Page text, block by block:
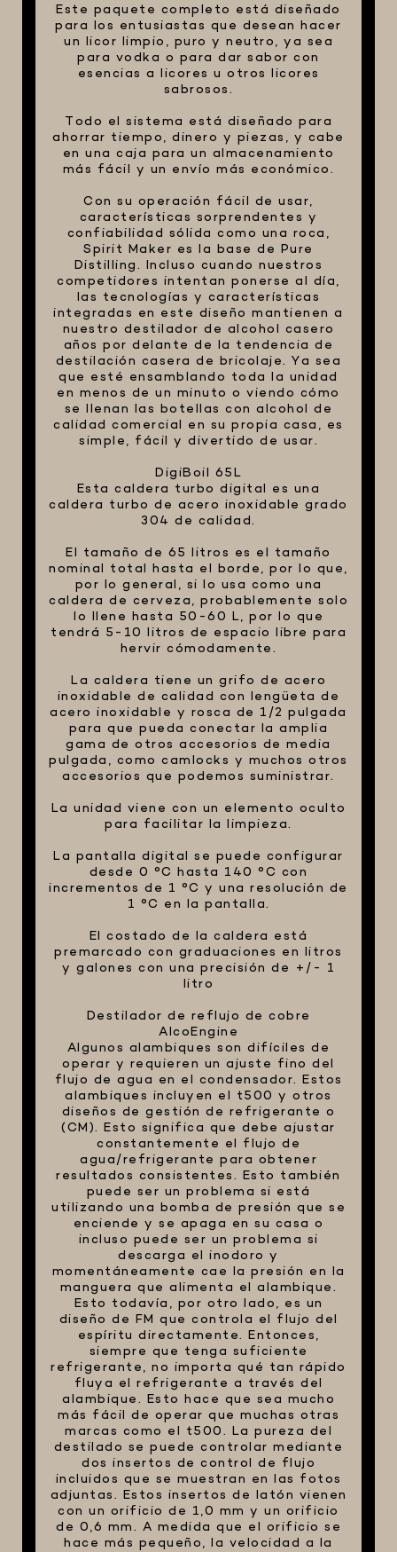
HORNOS PORTÁTILES PIZZA
NAPOLETANA
MASA MADRE
HARINAS ITALIANAS
CAFETERAS Y AFINES
CAFÉ
PARRILLA
MERCHANDISING
Este paquete completo está diseñado
para los entusiastas que desean hacer
un licor limpio, puro y neutro, ya sea
para vodka o para dar sabor con
esencias a licores u otros licores
sabrosos.
Todo el sistema está diseñado para
ahorrar tiempo, dinero y piezas, y cabe
en una caja para un almacenamiento
más fácil y un envío más económico.
Con su operación fácil de usar,
características sorprendentes y
confiabilidad sólida como una roca,
Spirit Maker es la base de Pure
Distilling. Incluso cuando nuestros
competidores intentan ponerse al día,
las tecnologías y características
integradas en este diseño mantienen a
nuestro destilador de alcohol casero
años por delante de la tendencia de
destilación casera de bricolaje. Ya sea
que esté ensamblando toda la unidad
en menos de un minuto o viendo cómo
se llenan las botellas con alcohol de
calidad comercial en su propia casa, es
simple, fácil y divertido de usar.
DigiBoil 65L
Esta caldera turbo digital es una
caldera turbo de acero inoxidable grado
304 de calidad.
El tamaño de 65 litros es el tamaño
nominal total hasta el borde, por lo que,
por lo general, si lo usa como una
caldera de cerveza, probablemente solo
lo llene hasta 50-60 L, por lo que
tendrá 5-10 litros de espacio libre para
hervir cómodamente.
La caldera tiene un grifo de acero
inoxidable de calidad con lengüeta de
acero inoxidable y rosca de 1/2 pulgada
para que pueda conectar la amplia
gama de otros accesorios de media
pulgada, como camlocks y muchos otros
accesorios que podemos suministrar.
La unidad viene con un elemento oculto
para facilitar la limpieza.
La pantalla digital se puede configurar
desde 0 °C hasta 140 °C con
incrementos de 1 °C y una resolución de
1 °C en la pantalla.
El costado de la caldera está
premarcado con graduaciones en litros
y galones con una precisión de +/- 1
litro
Destilador de reflujo de cobre
AlcoEngine
Algunos alambiques son difíciles de
operar y requieren un ajuste fino del
flujo de agua en el condensador. Estos
alambiques incluyen el t500 y otros
diseños de gestión de refrigerante o
(CM). Esto significa que debe ajustar
constantemente el flujo de
agua/refrigerante para obtener
resultados consistentes. Esto también
puede ser un problema si está
utilizando una bomba de presión que se
enciende y se apaga en su casa o
incluso puede ser un problema si
descarga el inodoro y
momentáneamente cae la presión en la
manguera que alimenta el alambique.
Esto todavía, por otro lado, es un
diseño de FM que controla el flujo del
espíritu directamente. Entonces,
siempre que tenga suficiente
refrigerante, no importa qué tan rápido
fluya el refrigerante a través del
alambique. Esto hace que sea mucho
más fácil de operar que muchas otras
marcas como el t500. La pureza del
destilado se puede controlar mediante
dos insertos de control de flujo
incluidos que se muestran en las fotos
adjuntas. Estos insertos de latón vienen
con un orificio de 1,0 mm y un orificio
de 0,6 mm. A medida que el orificio se
hace más pequeño, la velocidad a la